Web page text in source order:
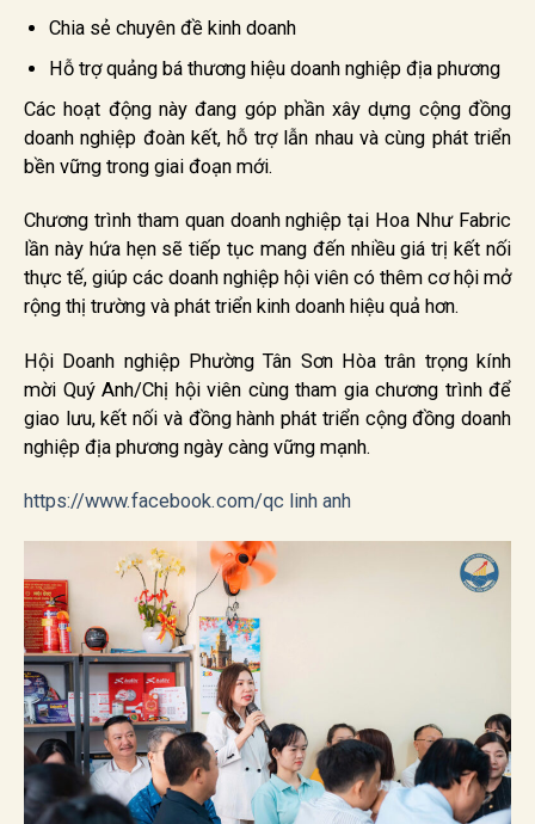
Chia sẻ chuyên đề kinh doanh
Hỗ trợ quảng bá thương hiệu doanh nghiệp địa phương
Các hoạt động này đang góp phần xây dựng cộng đồng
doanh nghiệp đoàn kết, hỗ trợ lẫn nhau và cùng phát triển
bền vững trong giai đoạn mới.
Chương trình tham quan doanh nghiệp tại Hoa Như Fabric
lần này hứa hẹn sẽ tiếp tục mang đến nhiều giá trị kết nối
thực tế, giúp các doanh nghiệp hội viên có thêm cơ hội mở
rộng thị trường và phát triển kinh doanh hiệu quả hơn.
Hội Doanh nghiệp Phường Tân Sơn Hòa trân trọng kính
mời Quý Anh/Chị hội viên cùng tham gia chương trình để
giao lưu, kết nối và đồng hành phát triển cộng đồng doanh
nghiệp địa phương ngày càng vững mạnh.
https://www.facebook.com/qc linh anh